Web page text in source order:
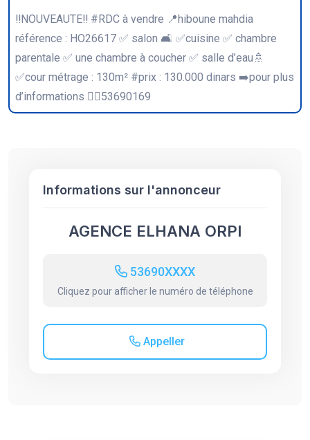
‼️NOUVEAUTE‼️ #RDC à vendre 📍hiboune mahdia
référence : HO26617 ✅ salon 🛋 ✅cuisine ✅ chambre
parentale ✅ une chambre à coucher ✅ salle d’eau🚿
✅cour métrage : 130m² #prix : 130.000 dinars ➡️pour plus
d’informations 🧏‍♀️53690169
Informations sur l'annonceur
AGENCE ELHANA ORPI
53690XXXX
Cliquez pour afficher le numéro de téléphone
Appeller